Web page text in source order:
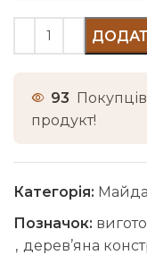
93
продукт!
Категорія:
Позначок:
, дерев’яна